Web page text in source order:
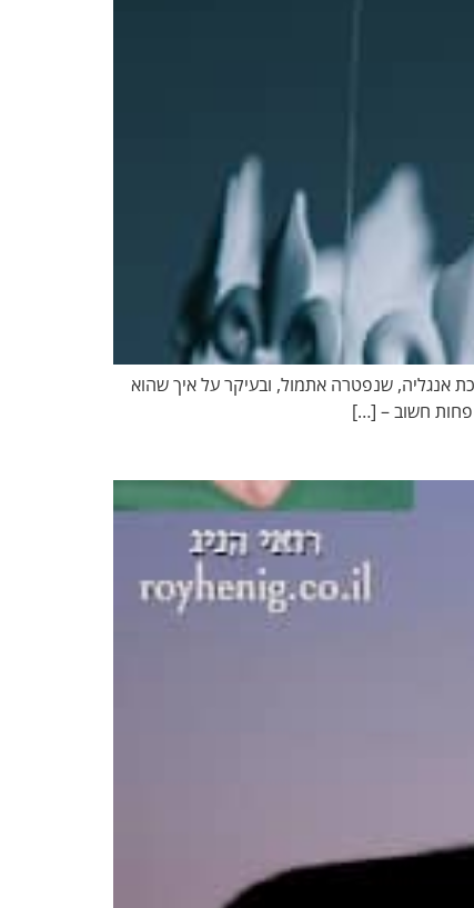
נדבר על מלכת אנגליה, שנפטרה אתמול, ובעיקר על איך שהוא
פחות חשוב – […]